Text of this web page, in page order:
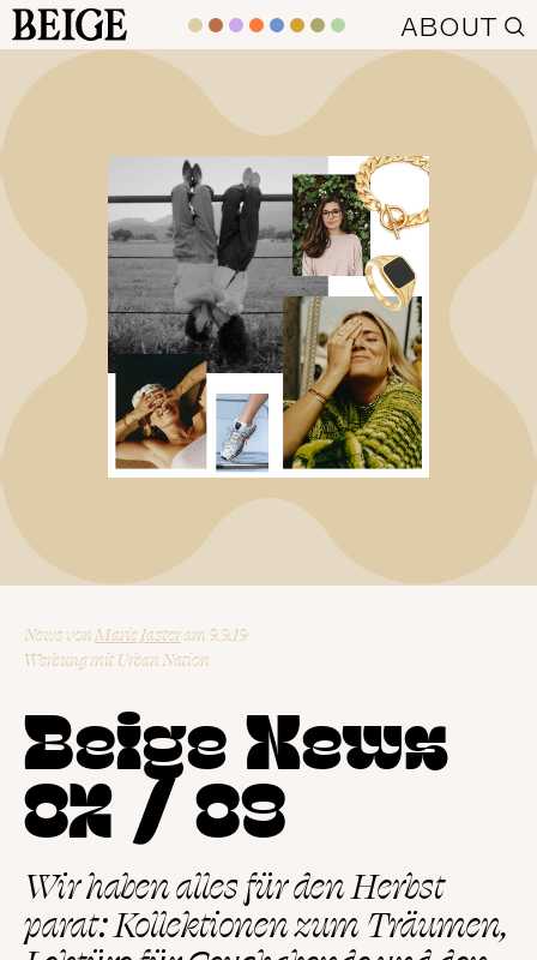
BEIGE ABOUT
NewsvonMarie Jaster
9.9.19
Werbung mitUrban Nation
Beige News
02 / 09
Wir haben alles für den Herbst
parat: Kollektionen zum Träumen,